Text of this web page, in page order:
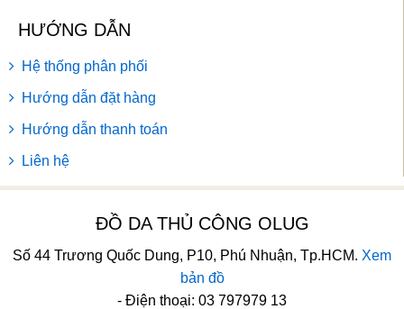
HƯỚNG DẪN
Hệ thống phân phối
Hướng dẫn đặt hàng
Hướng dẫn thanh toán
Liên hệ
ĐỒ DA THỦ CÔNG OLUG
Số 44 Trương Quốc Dung, P10, Phú Nhuận, Tp.HCM. Xem
bản đồ
- Điện thoại: 03 797979 13